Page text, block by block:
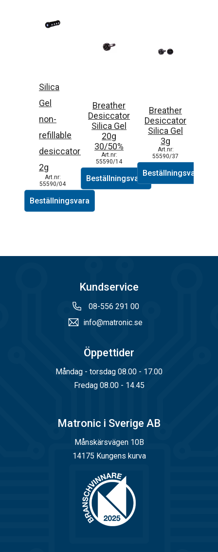
Silica
Gel
non-
refillable
desiccators
2g
55590/04
Beställningsvara
Breather
Desiccator
Silica Gel
20g
30/50%
55590/14
Beställningsvara
Breather
Desiccator
Silica Gel
3g
55590/37
Beställningsvara
Kundservice
08-556 291 00
info@matronic.se
Öppettider
Måndag - torsdag 08.00 - 17.00
Fredag 08.00 - 14.45
Matronic i Sverige AB
Månskärsvägen 10B
14175 Kungens kurva